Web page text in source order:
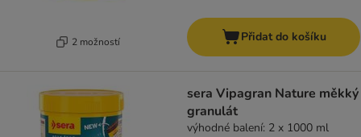
2 možností Přidat do košíku
sera Vipagran Nature měkký
granulát
výhodné balení: 2 x 1000 ml